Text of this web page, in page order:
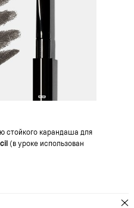
стойкого карандаша для
(в уроке использован